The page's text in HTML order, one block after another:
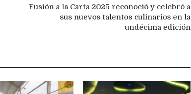
Fusión a la Carta 2025 reconoció y celebró a
sus nuevos talentos culinarios en la
undécima edición